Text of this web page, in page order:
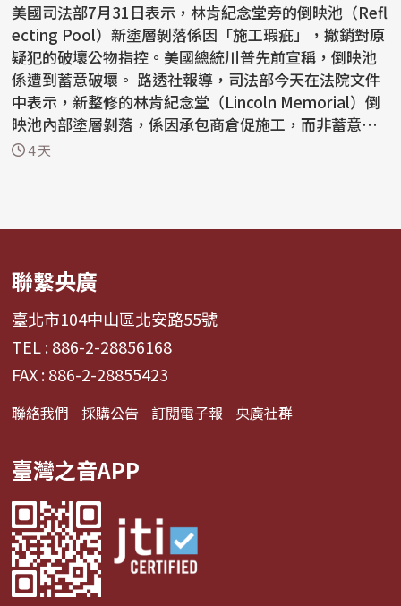
美國司法部7月31日表示，林肯紀念堂旁的倒映池（Refl
ecting Pool）新塗層剝落係因「施工瑕疵」，撤銷對原
疑犯的破壞公物指控。美國總統川普先前宣稱，倒映池
係遭到蓄意破壞。 路透社報導，司法部今天在法院文件
中表示，新整修的林肯紀念堂（Lincoln Memorial）倒
映池內部塗層剝落，係因承包商倉促施工，而非蓄意破
壞...4 天
聯繫央廣
臺北市104中山區北安路55號
TEL : 886-2-28856168
FAX : 886-2-28855423
聯絡我們 採購公告 訂閱電子報 央廣社群
臺灣之音APP